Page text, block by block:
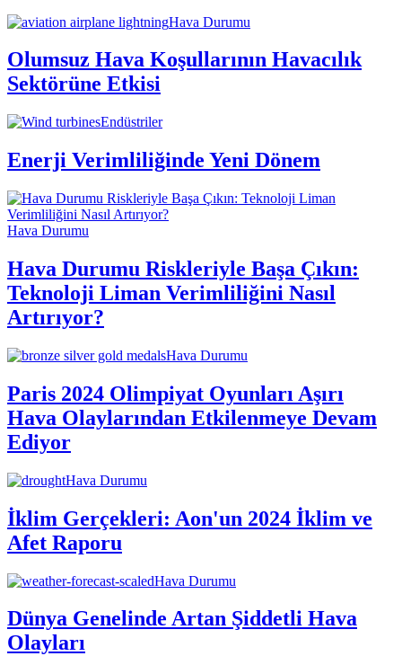
Hava Durumu
Olumsuz Hava Koşullarının Havacılık
Sektörüne Etkisi
Endüstriler
Enerji Verimliliğinde Yeni Dönem
Hava Durumu
Hava Durumu Riskleriyle Başa Çıkın:
Teknoloji Liman Verimliliğini Nasıl
Artırıyor?
Hava Durumu
Paris 2024 Olimpiyat Oyunları Aşırı
Hava Olaylarından Etkilenmeye Devam
Ediyor
Hava Durumu
İklim Gerçekleri: Aon'un 2024 İklim ve
Afet Raporu
Hava Durumu
Dünya Genelinde Artan Şiddetli Hava
Olayları